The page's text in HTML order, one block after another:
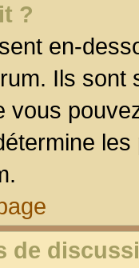
?
en-
Ils
vous
de